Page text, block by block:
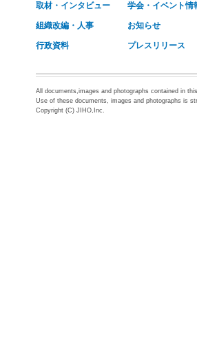
取材・インタビュー 学会・イベント情
組織改編・人事 お知らせ
行政資料 プレスリリース
All documents,images and photographs contained in
Use of these documents, images and photographs is
Copyright (C) JIHO,Inc.